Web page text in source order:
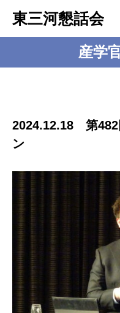
東三河懇話会
産学
2024.12.18 第482
ン